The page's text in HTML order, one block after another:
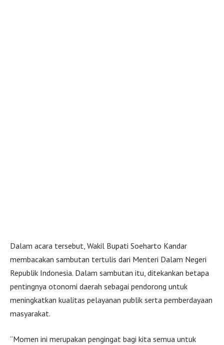
Dalam acara tersebut, Wakil Bupati Soeharto Kandar
membacakan sambutan tertulis dari Menteri Dalam Negeri
Republik Indonesia. Dalam sambutan itu, ditekankan betapa
pentingnya otonomi daerah sebagai pendorong untuk
meningkatkan kualitas pelayanan publik serta pemberdayaan
masyarakat.
“Momen ini merupakan pengingat bagi kita semua untuk